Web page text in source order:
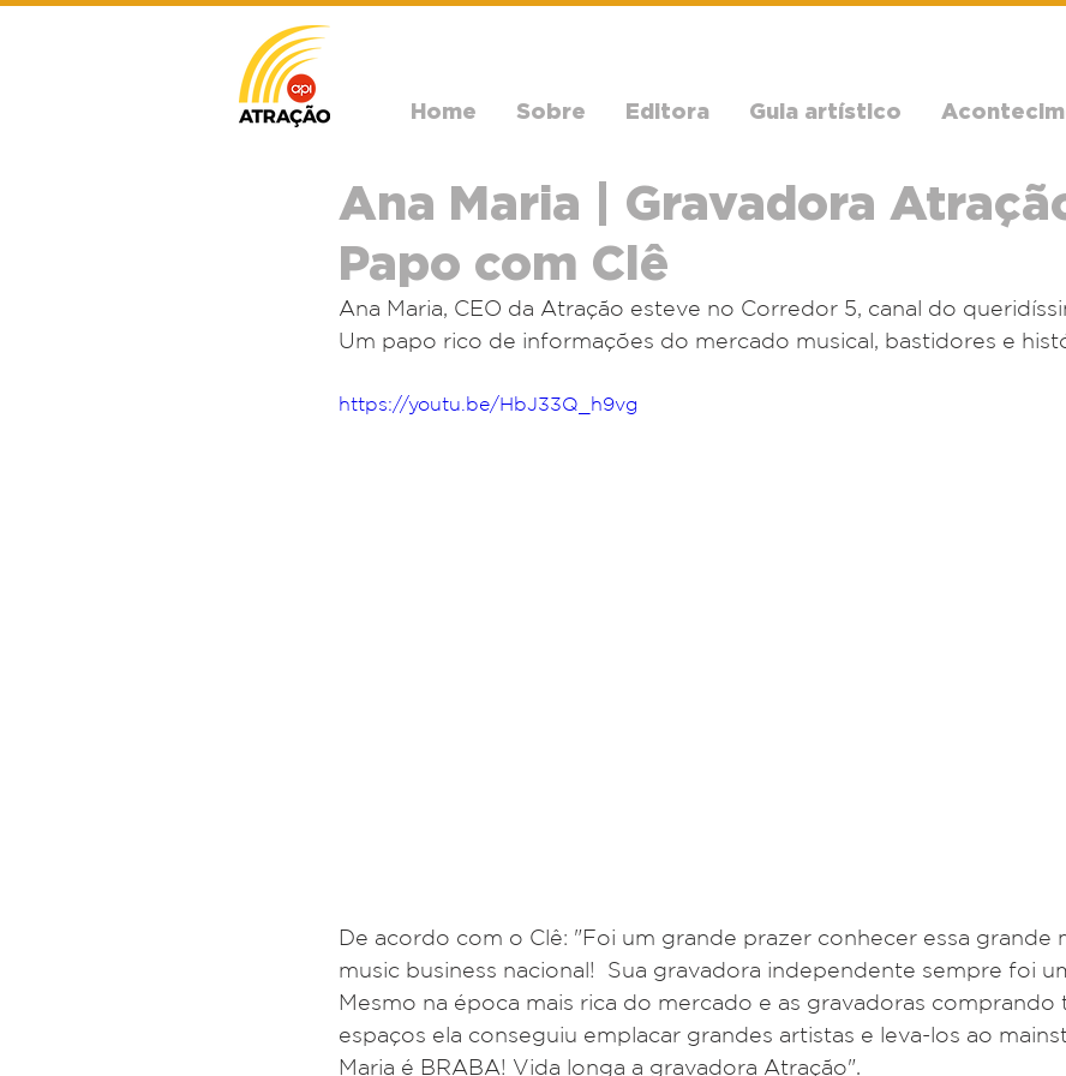
Home Sobre Editora Guia artístico
Ana Maria | Gravadora
Papo com Clê
Ana Maria, CEO da Atração esteve no Corredor 5, canal do
Um papo rico de informações do mercado musical, bastidores e
https://youtu.be/HbJ33Q_h9vg
De acordo com o Clê: "Foi um grande prazer conhecer essa grande
music business nacional!  Sua gravadora independente sempre foi
Mesmo na época mais rica do mercado e as gravadoras comprando
espaços ela conseguiu emplacar grandes artistas e leva-los ao
Maria é BRABA! Vida longa a gravadora Atração".